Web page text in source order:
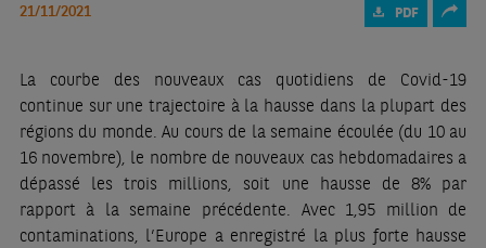
21/11/2021 PDF
La courbe des nouveaux cas quotidiens de Covid-19
continue sur une trajectoire à la hausse dans la plupart des
régions du monde. Au cours de la semaine écoulée (du 10 au
16 novembre), le nombre de nouveaux cas hebdomadaires a
dépassé les trois millions, soit une hausse de 8% par
rapport à la semaine précédente. Avec 1,95 million de
contaminations, l’Europe a enregistré la plus forte hausse